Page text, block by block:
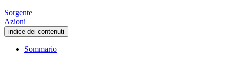
Sorgente
Azioni
indice dei contenuti
Sommario